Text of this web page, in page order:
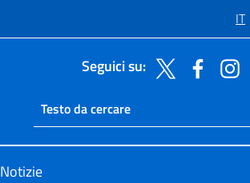
IT
Seguici su:
Ricerca sito live
Cerca nel sito
Notizie